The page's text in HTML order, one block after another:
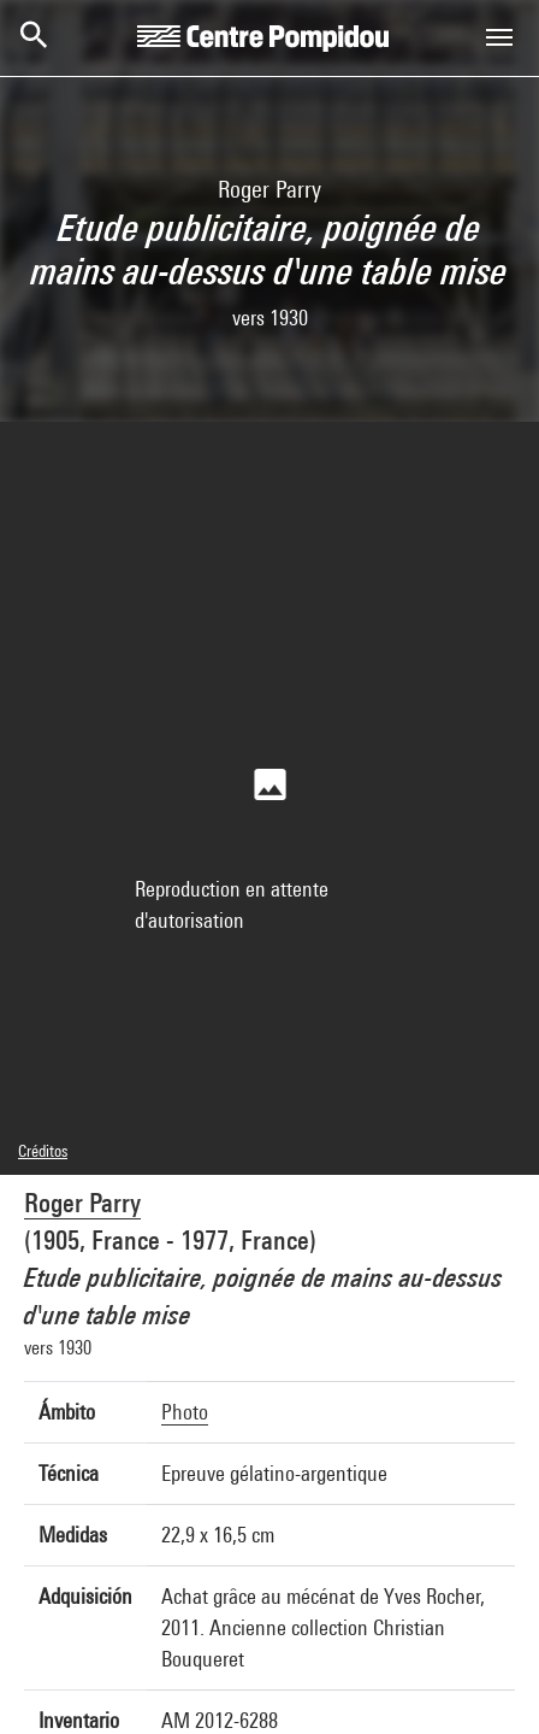
Roger Parry
Etude publicitaire, poignée de
mains au-dessus d'une table mise
vers 1930
Roger Parry
(1905, France - 1977, France)
Etude publicitaire, poignée de mains au-dessus
d'une table mise
vers 1930
Ámbito Photo
Técnica Epreuve gélatino-argentique
Medidas 22,9 x 16,5 cm
Adquisición
Achat grâce au mécénat de Yves Rocher,
2011. Ancienne collection Christian
Bouqueret
Inventario AM 2012-6288
Reproduction en attente
d'autorisation
Créditos
© RMN-Grand Palais
Créditos fotográficos : Centre Pompidou, MNAM-CCI/Dist. GrandPalaisRmn
Referencia de la imagen : 4N96534
Difusión de la imagen : GrandPalaisRmnPhoto